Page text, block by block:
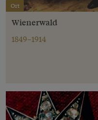
Ort
Wienerwald
1849–1914